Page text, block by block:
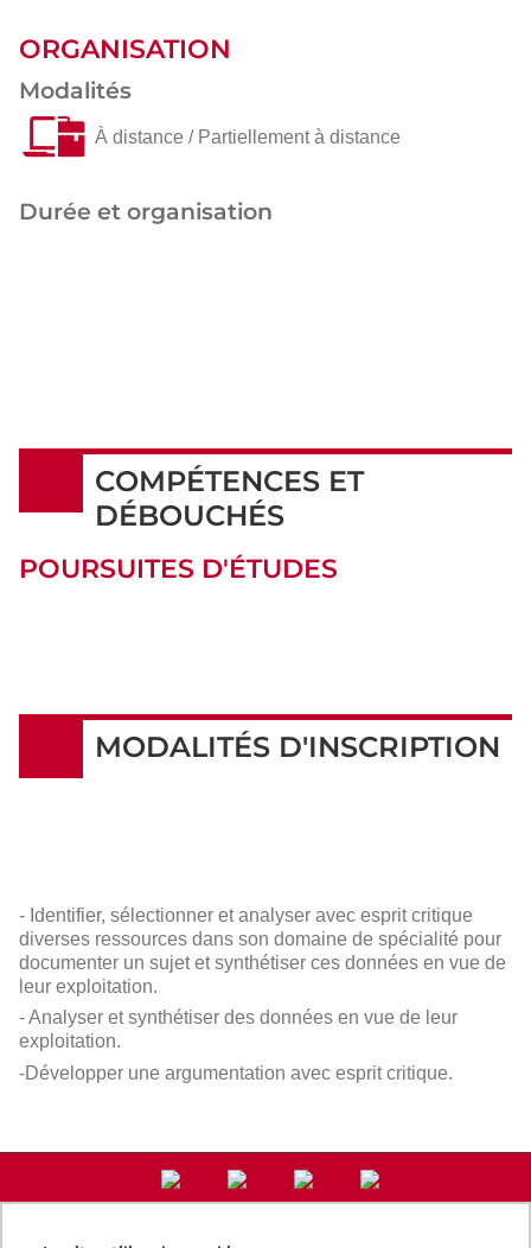
ORGANISATION
Modalités
À distance / Partiellement à distance
Durée et organisation
COMPÉTENCES ET
DÉBOUCHÉS
POURSUITES D'ÉTUDES
MODALITÉS D'INSCRIPTION
- Identifier, sélectionner et analyser avec esprit critique
diverses ressources dans son domaine de spécialité pour
documenter un sujet et synthétiser ces données en vue de
leur exploitation.
- Analyser et synthétiser des données en vue de leur
exploitation.
-Développer une argumentation avec esprit critique.